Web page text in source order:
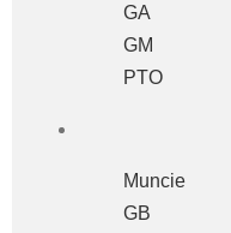
GA
GM
PTO
Muncie
GB